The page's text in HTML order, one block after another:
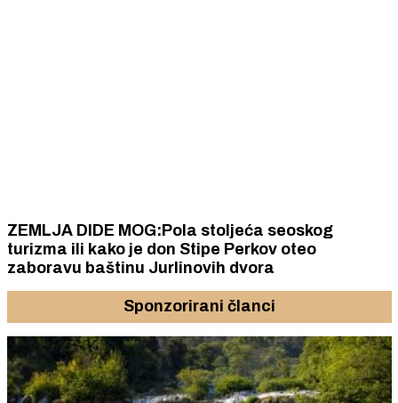
ZEMLJA DIDE MOG:Pola stoljeća seoskog
turizma ili kako je don Stipe Perkov oteo
zaboravu baštinu Jurlinovih dvora
Sponzorirani članci